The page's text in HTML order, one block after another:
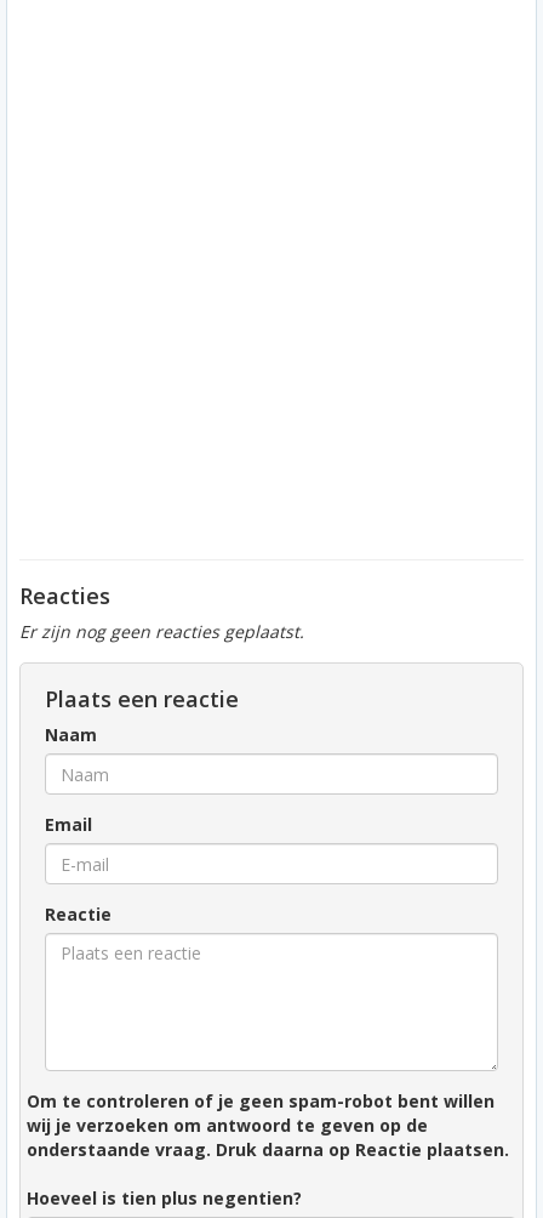
Reacties
Er zijn nog geen reacties geplaatst.
Plaats een reactie
Naam
Email
Reactie
Om te controleren of je geen spam-robot bent willen
wij je verzoeken om antwoord te geven op de
onderstaande vraag. Druk daarna op Reactie plaatsen.
Hoeveel is tien plus negentien?